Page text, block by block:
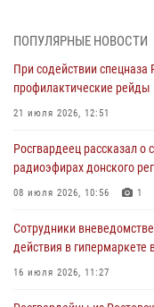
При содействии спецназа
21 июля 2026, 12:51
В Ростовской области
17 июля 2026, 07:24
Сотрудники
16 июля 2026, 11:27
Конкурс
ПОПУЛЯРНЫЕ НОВОСТИ
При содействии спецназа
профилактические рейды
21 июля 2026, 12:51
Росгвардеец рассказал о
радиоэфирах донского
08 июля 2026, 10:56 1
Сотрудники
действия в гипермаркете
16 июля 2026, 11:27